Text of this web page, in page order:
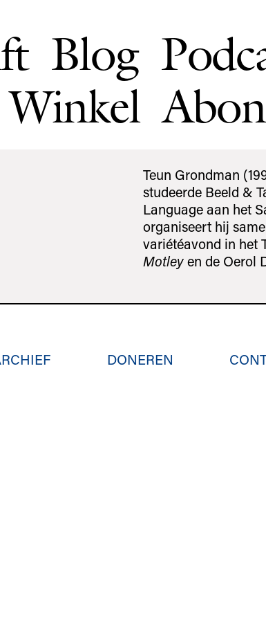
Blog
Winkel
Teun Grondman
studeerde Beeld &
Language aan het
organiseert hij
variétéavond in het
Motleyen de Oerol
DONEREN